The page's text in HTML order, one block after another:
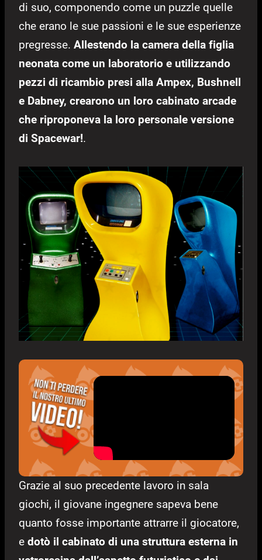
di suo, componendo come un puzzle quelle
che erano le sue passioni e le sue esperienze
pregresse. Allestendo la camera della figlia
neonata come un laboratorio e utilizzando
pezzi di ricambio presi alla Ampex, Bushnell
e Dabney, crearono un loro cabinato arcade
che riproponeva la loro personale versione
di Spacewar!.
Grazie al suo precedente lavoro in sala
giochi, il giovane ingegnere sapeva bene
quanto fosse importante attrarre il giocatore,
e dotò il cabinato di una struttura esterna in